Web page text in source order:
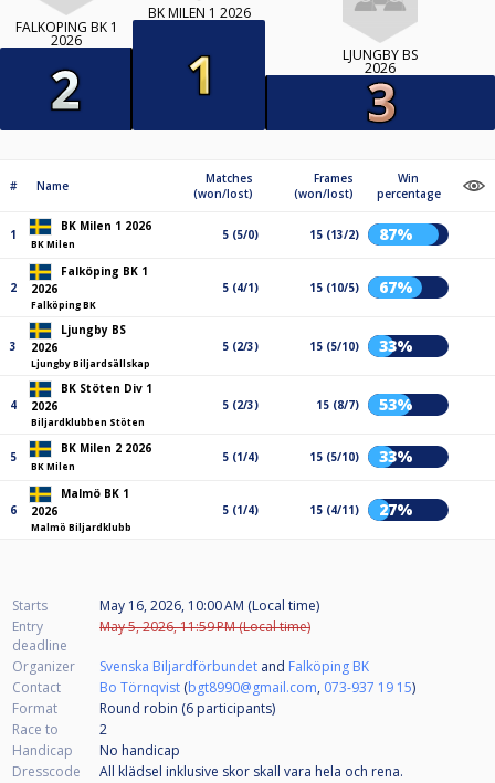
FALKÖPING BK 1
2026
BK MILEN 1 2026
LJUNGBY BS
2026
# Name
Matches
(won/lost)
Frames
(won/lost)
Win
percentage
1
BK Milen 1 2026
BK Milen
5 (5/0) 15 (13/2) 87%
2
Falköping BK 1
2026
Falköping BK
5 (4/1) 15 (10/5) 67%
3
Ljungby BS
2026
Ljungby Biljardsällskap
5 (2/3) 15 (5/10) 33%
4
BK Stöten Div 1
2026
Biljardklubben Stöten
5 (2/3) 15 (8/7) 53%
5
BK Milen 2 2026
BK Milen
5 (1/4) 15 (5/10) 33%
6
Malmö BK 1
2026
Malmö Biljardklubb
5 (1/4) 15 (4/11) 27%
Starts
May 16, 2026, 10:00 AM (Local time)
Entry
deadline
May 5, 2026, 11:59 PM (Local time)
Organizer Svenska Biljardförbundet and Falköping BK
Contact
Bo Törnqvist (bgt8990@gmail.com, 073-937 19 15)
Format
Round robin (6 participants)
Race to
2
Handicap
No handicap
Dresscode
All klädsel inklusive skor skall vara hela och rena.